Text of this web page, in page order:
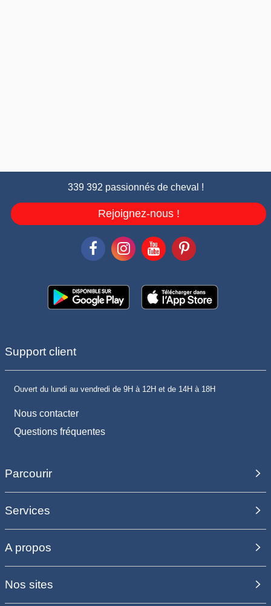
339 392 passionnés de cheval !
Rejoignez-nous !
Support client
Ouvert du lundi au vendredi de 9H à 12H et de 14H à 18H
Nous contacter
Questions fréquentes
Parcourir
Services
A propos
Nos sites